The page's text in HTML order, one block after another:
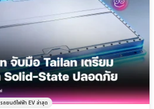
รถยนต์ไฟฟ้า EV ล่าสุด